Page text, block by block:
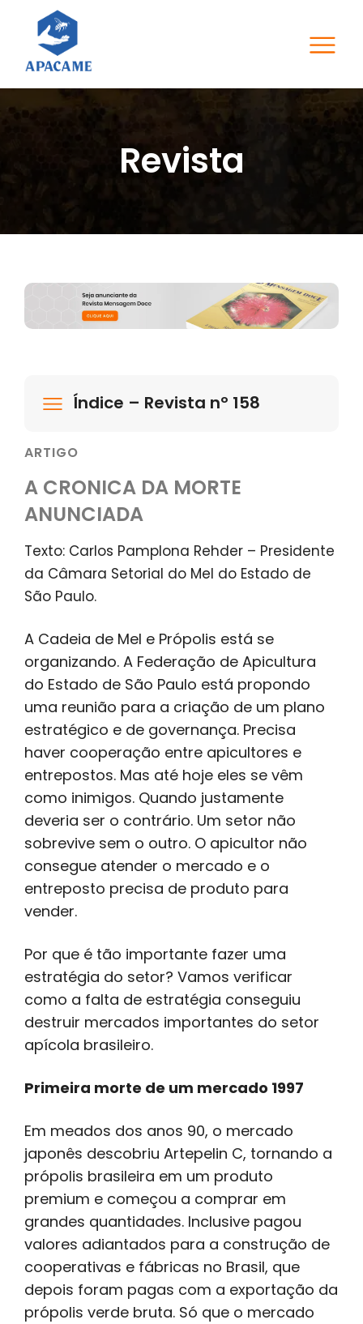
Revista
Índice – Revista nº 158
ARTIGO
A CRONICA DA MORTE
ANUNCIADA
Texto: Carlos Pamplona Rehder – Presidente
da Câmara Setorial do Mel do Estado de
São Paulo.
A Cadeia de Mel e Própolis está se
organizando. A Federação de Apicultura
do Estado de São Paulo está propondo
uma reunião para a criação de um plano
estratégico e de governança. Precisa
haver cooperação entre apicultores e
entrepostos. Mas até hoje eles se vêm
como inimigos. Quando justamente
deveria ser o contrário. Um setor não
sobrevive sem o outro. O apicultor não
consegue atender o mercado e o
entreposto precisa de produto para
vender.
Por que é tão importante fazer uma
estratégia do setor? Vamos verificar
como a falta de estratégia conseguiu
destruir mercados importantes do setor
apícola brasileiro.
Primeira morte de um mercado 1997
Em meados dos anos 90, o mercado
japonês descobriu Artepelin C, tornando a
própolis brasileira em um produto
premium e começou a comprar em
grandes quantidades. Inclusive pagou
valores adiantados para a construção de
cooperativas e fábricas no Brasil, que
depois foram pagas com a exportação da
própolis verde bruta. Só que o mercado